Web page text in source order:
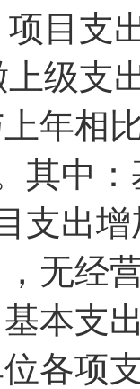
项目支
级支
年相
其中
支出增
无经
本支
各项